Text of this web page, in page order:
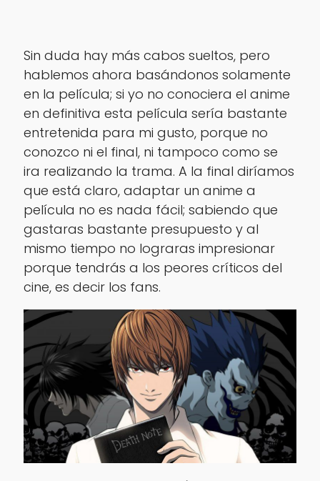
Sin duda hay más cabos sueltos, pero
hablemos ahora basándonos solamente
en la película; si yo no conociera el anime
en definitiva esta película sería bastante
entretenida para mi gusto, porque no
conozco ni el final, ni tampoco como se
ira realizando la trama. A la final diríamos
que está claro, adaptar un anime a
película no es nada fácil; sabiendo que
gastaras bastante presupuesto y al
mismo tiempo no lograras impresionar
porque tendrás a los peores críticos del
cine, es decir los fans.